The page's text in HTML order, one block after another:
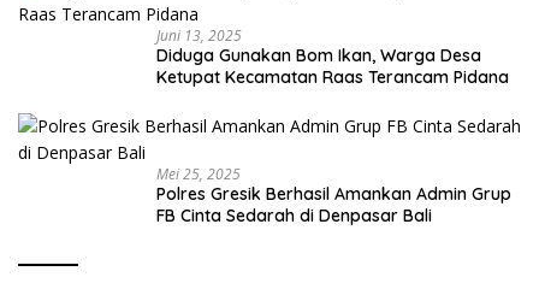
Juni 13, 2025
Diduga Gunakan Bom Ikan, Warga Desa
Ketupat Kecamatan Raas Terancam Pidana
Mei 25, 2025
Polres Gresik Berhasil Amankan Admin Grup
FB Cinta Sedarah di Denpasar Bali